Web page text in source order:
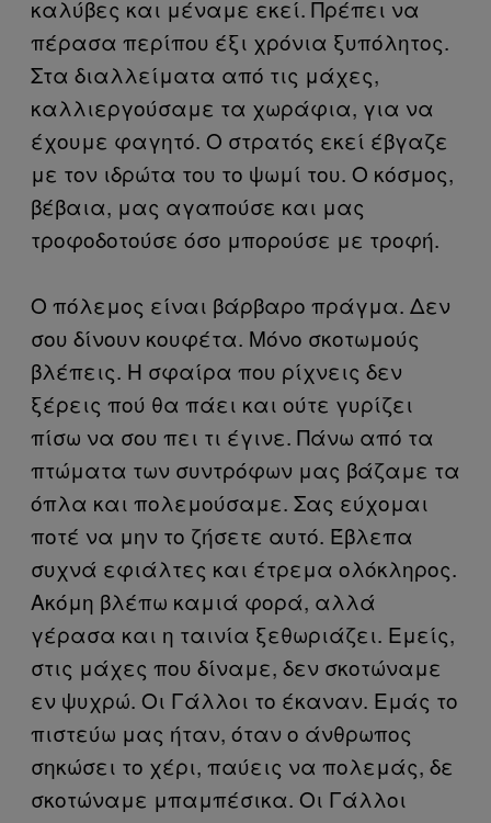
καλύβες και μέναμε εκεί. Πρέπει να
πέρασα περίπου έξι χρόνια ξυπόλητος.
Στα διαλλείματα από τις μάχες,
καλλιεργούσαμε τα χωράφια, για να
έχουμε φαγητό. Ο στρατός εκεί έβγαζε
με τον ιδρώτα του το ψωμί του. Ο κόσμος,
βέβαια, μας αγαπούσε και μας
τροφοδοτούσε όσο μπορούσε με τροφή.
Ο πόλεμος είναι βάρβαρο πράγμα. Δεν
σου δίνουν κουφέτα. Μόνο σκοτωμούς
βλέπεις. Η σφαίρα που ρίχνεις δεν
ξέρεις πού θα πάει και ούτε γυρίζει
πίσω να σου πει τι έγινε. Πάνω από τα
πτώματα των συντρόφων μας βάζαμε τα
όπλα και πολεμούσαμε. Σας εύχομαι
ποτέ να μην το ζήσετε αυτό. Έβλεπα
συχνά εφιάλτες και έτρεμα ολόκληρος.
Ακόμη βλέπω καμιά φορά, αλλά
γέρασα και η ταινία ξεθωριάζει. Εμείς,
στις μάχες που δίναμε, δεν σκοτώναμε
εν ψυχρώ. Οι Γάλλοι το έκαναν. Εμάς το
πιστεύω μας ήταν, όταν ο άνθρωπος
σηκώσει το χέρι, παύεις να πολεμάς, δε
σκοτώναμε μπαμπέσικα. Οι Γάλλοι